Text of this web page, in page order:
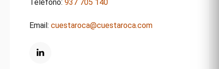
Teléfono: 937 705 140
Email: cuestaroca@cuestaroca.com